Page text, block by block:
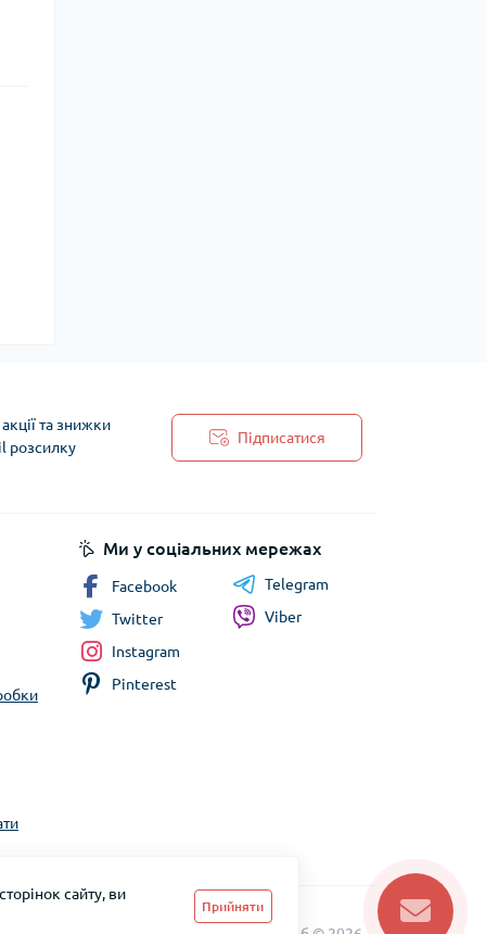
та знижки
розсилку
Підписатися
Ми у соціальних мережах
Facebook
Twitter
Instagram
Pinterest
Telegram
Viber
сайту, ви
Прийняти